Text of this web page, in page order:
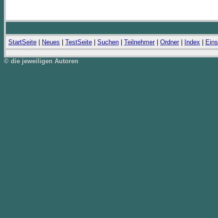
StartSeite Neues TestSeite Suchen Teilnehmer| Ordner| Index
© die jeweiligen Autoren